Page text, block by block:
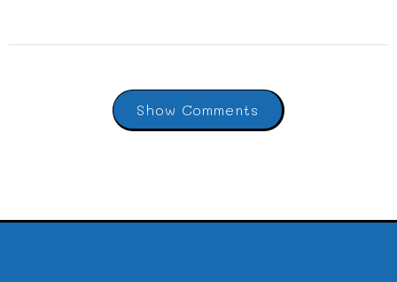
Show Comments